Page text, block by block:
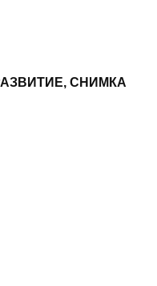
СНИМКА